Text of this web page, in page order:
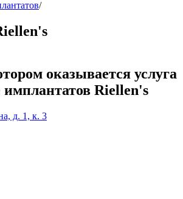
/
оказывается услуга
имплантатов Riellen's